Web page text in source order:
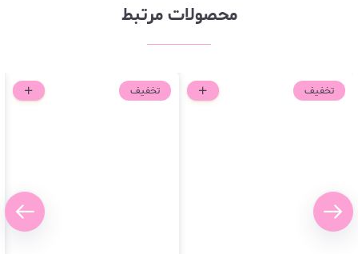
محصولات مرتبط
تخفیف تخفیف